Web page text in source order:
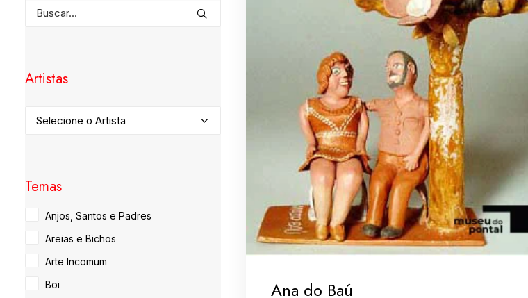
Artistas
Temas
Anjos, Santos e Padres
Areias e Bichos
Arte Incomum
Boi
Ana do Baú